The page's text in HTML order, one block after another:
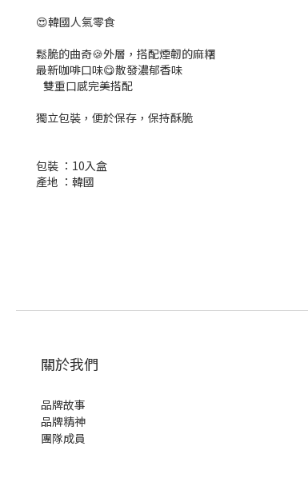
😍韓國人氣零食
鬆脆的曲奇🍪外層，搭配煙韌的麻糬
最新咖啡口味😋散發濃郁香味
雙重口感完美搭配
獨立包裝，便於保存，保持酥脆
包裝 ：10入盒
產地 ：韓國
關於我們
品牌故事
品牌精神
團隊成員